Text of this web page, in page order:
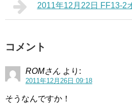
2011年12月22日 FF13-2
コメント
ROMさん より:
2011年12月26日 09:18
そうなんですか！